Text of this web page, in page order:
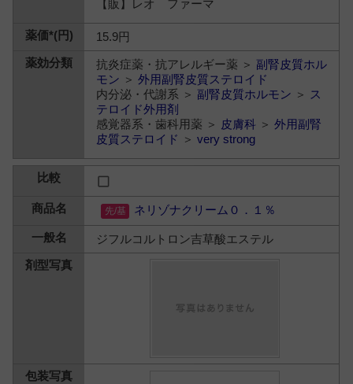
【販】レオ ファーマ
15.9円
抗炎症薬・抗アレルギー薬 ＞ 副腎皮質ホル
モン ＞外用副腎皮質ステロイド
内分泌・代謝系 ＞ 副腎皮質ホルモン ＞ ス
テロイド外用剤
感覚器系・歯科用薬 ＞ 皮膚科 ＞外用副腎
皮質ステロイド ＞very strong
ネリゾナクリーム０．１％
ジフルコルトロン吉草酸エステル